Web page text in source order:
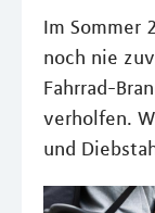
Im Sommer
noch nie
Fahrrad-
verholfen.
und